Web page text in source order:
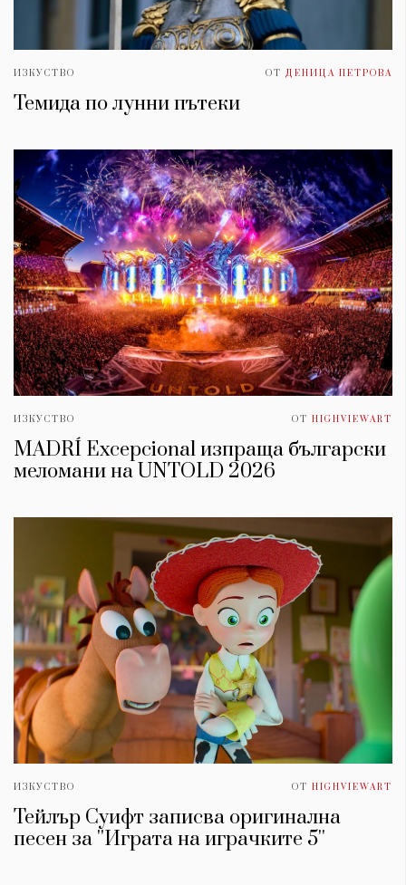
ИЗКУСТВО ОТ ДЕНИЦА ПЕТРОВА
Темида по лунни пътеки
ИЗКУСТВО ОТ HIGHVIEWART
MADRÍ Excepcional изпраща български
меломани на UNTOLD 2026
ИЗКУСТВО ОТ HIGHVIEWART
Тейлър Суифт записва оригинална
песен за ''Играта на играчките 5''